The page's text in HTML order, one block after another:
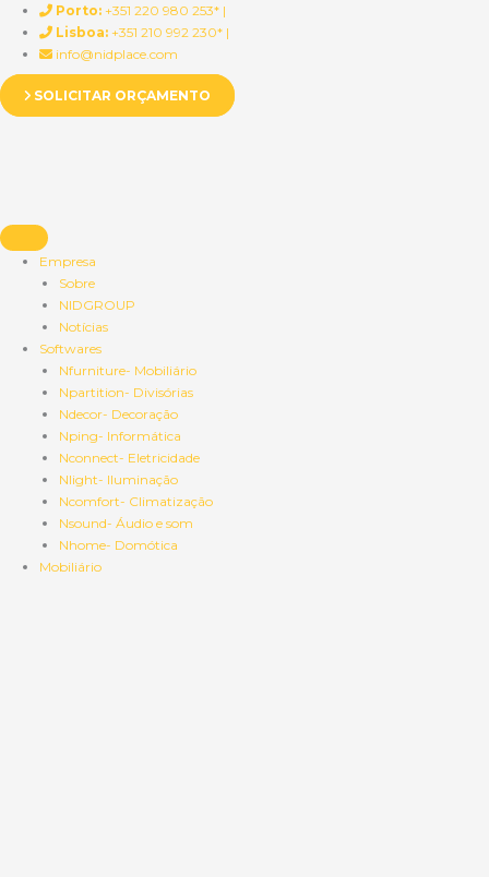
Skip
content
Porto: +351 220 980 253* |
Lisboa: +351 210 992 230* |
info@nidplace.com
SOLICITAR ORÇAMENTO
Empresa
Sobre
NIDGROUP
Notícias
Softwares
Nfurniture- Mobiliário
Npartition- Divisórias
Ndecor- Decoração
Nping- Informática
Nconnect- Eletricidade
Nlight- Iluminação
Ncomfort- Climatização
Nsound- Áudio e som
Nhome- Domótica
Mobiliário